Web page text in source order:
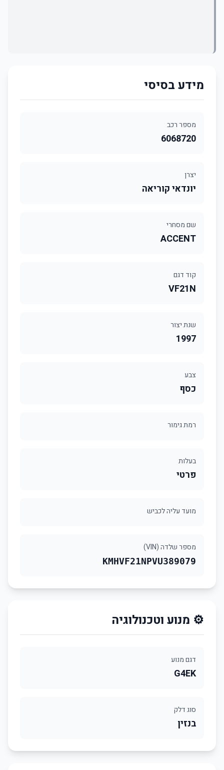
מידע בסיסי
מספר רכב
6068720
יצרן
יונדאי קוריאה
שם מסחרי
ACCENT
קוד דגם
VF21N
שנת יצור
1997
צבע
כסף
רמת גימור
בעלות
פרטי
מועד עליה לכביש
מספר שלדה (VIN)
KMHVF21NPVU389079
⚙️ מנוע וטכנולוגיה
דגם מנוע
G4EK
סוג דלק
בנזין